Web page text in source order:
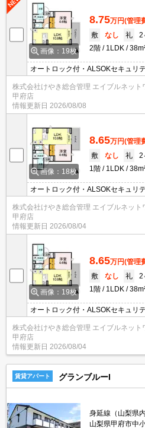
画像：19枚
8.75万円(管理
敷
なし 礼
2
2階
1LDK
オートロック付・ALSOKセキュリ
株式会社けやき総合管理 エイブルネット
甲府店
情報更新日 2026/08/08
画像：18枚
8.65万円(管理
敷
なし 礼
2
1階
1LDK
オートロック付・ALSOKセキュリ
株式会社けやき総合管理 エイブルネット
甲府店
情報更新日 2026/08/04
画像：19枚
8.65万円(管理
敷
なし 礼
2
1階
1LDK
オートロック付・ALSOKセキュリ
株式会社けやき総合管理 エイブルネット
甲府店
情報更新日 2026/08/04
賃貸アパート グランブルーI
身延線（山梨県
山梨県甲府市中